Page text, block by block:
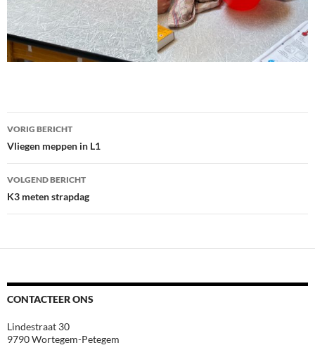
Bericht
navigatie
VORIG BERICHT
Vliegen meppen in L1
VOLGEND BERICHT
K3 meten strapdag
CONTACTEER ONS
Lindestraat 30
9790 Wortegem-Petegem